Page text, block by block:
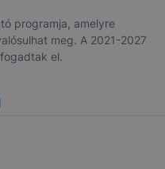
programja, amelyre
meg. A 2021-2027
el.